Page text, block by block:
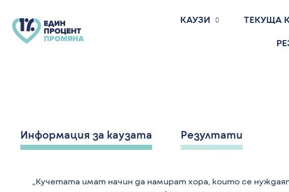
content
КАУЗИ ТЕКУЩА
Информация за каузата Резултати
„Кучетата имат начин да намират хора, които се